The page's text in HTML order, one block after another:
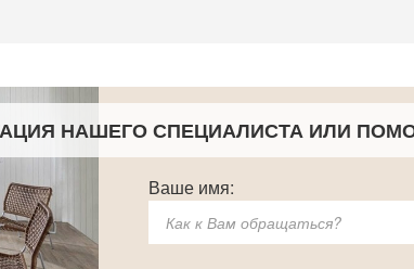
НАШЕГО СПЕЦИАЛИСТА ИЛИ
Ваше имя: